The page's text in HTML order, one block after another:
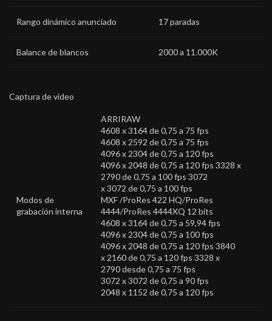
Rango dinámico anunciado 17 paradas
Balance de blancos 2000 a 11.000K
Captura de video
Modos de
grabación interna
ARRIRAW
4608 x 3164 de 0,75 a 75 fps
4608 x 2592 de 0,75 a 75 fps
4096 x 2304 de 0,75 a 120 fps
4096 x 2048 de 0,75 a 120 fps 3328 x
2790 de 0,75 a 100 fps 3072
x 3072 de 0,75 a 100 fps
MXF /ProRes 422 HQ/ProRes
4444/ProRes 4444XQ 12 bits
4608 x 3164 de 0,75 a 59,94 fps
4096 x 2304 de 0,75 a 100 fps
4096 x 2048 de 0,75 a 120 fps 3840
x 2160 de 0,75 a 120 fps 3328 x
2790 desde 0,75 a 75 fps
3072 x 3072 de 0,75 a 90 fps
2048 x 1152 de 0,75 a 120 fps